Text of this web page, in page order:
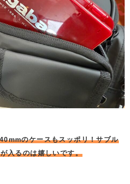
のケースもスッポリ！サブル
入るのは嬉しいです。